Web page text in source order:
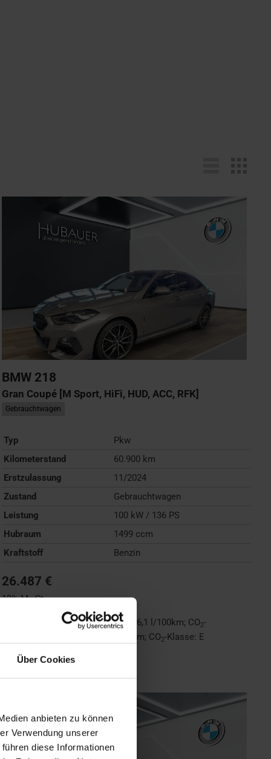
Über Cookies
anbieten zu können
Verwendung unserer
diese Informationen
BMW 218
Gran Coupé [M Sport, HiFi, HUD, ACC, RFK]
Gebrauchtwagen
Typ
Pkw
Kilometerstand
60.900 km
Erstzulassung
11/2024
Zustand
Gebrauchtwagen
Leistung
100 kW / 136 PS
Hubraum
1499 ccm
Kraftstoff
Benzin
26.487 €
19% MwSt.
Kraftstoffverbrauch (kombiniert): 6,1 l/100km; CO2-
138 g/km; CO2-Klasse: E
FAHRZEUG ANZEIGEN